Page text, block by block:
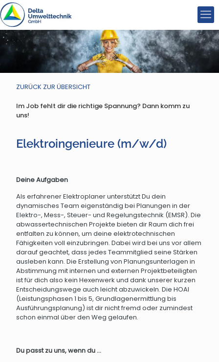
ZURÜCK ZUR ÜBERSICHT
Im Job fehlt dir die richtige Spannung? Dann komm zu
uns!
Elektroingenieure (m/w/d)
Deine Aufgaben
Als erfahrener Elektroplaner unterstützt Du dein
dynamisches Team eigenständig bei Planungen in der
Elektro-, Mess-, Steuer- und Regelungstechnik (EMSR). Die
abwassertechnischen Projekte bieten dir Raum dich frei
entfalten zu können, um deine elektrotechnischen
Fähigkeiten voll einzubringen. Dabei wird bei uns vor allem
darauf geachtet, dass jedes Teammitglied seine Stärken
ausleben kann. Die Erstellung von Planungsunterlagen in
Abstimmung mit internen und externen Projektbeteiligten
ist für dich also kein Hexenwerk und dank unserer kurzen
Entscheidungswege auch leicht abzuwickeln. Die HOAI
(Leistungsphasen 1 bis 5, Grundlagenermittlung bis
Ausführungsplanung) ist dir nicht fremd oder zumindest
schon einmal über den Weg gelaufen.
Du passt zu uns, wenn du …